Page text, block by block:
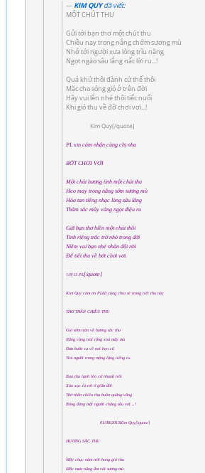
KIM QUYđã viết:
MỘT CHÚT THU
Gửi tới bạn thơ một chút thu
Chiều nay trong nắng chớm sương mù
Nhớ tới người xưa lòng trĩu nặng
Ngọt ngào sâu lắng nấc lời ru...!
Quá khứ thôi đành cứ thế thôi
Mặc cho sóng gió ở trên đời
Hãy vui lên nhé thôi tiếc nuối
Khi gió thu về đỡ chơi vơi...!
Kim Quy[/quote]
PL xin cảm nhận cùng chị nha
BỚT CHƠI VƠI
Một chút hương tình một chút thu
Heo may trong nắng sớm sương mù
Hòa tan tiếng nhạc lòng sâu lắng
Thắm sắc mây vàng ngọt điệu ru
Gửi bạn thơ hiền một chút thôi
Tình riêng trắc trở nhỏ trong đời
Niềm vui bạn nhé nhân đôi nhỉ
Để tiết thu về bớt chơi vơi.
1/8/13 PL[/quote]
Kim Quy cám ơn PLđã cùng chia sẻ trong tiết thu này
THƠ THẨN CHIỀU THU
Gió sớm tràn về hương sắc thu
Nắng vàng trải rộng xoá mây mù
Đưa bước ta về nơi hẹn cũ
Tìm người trong mộng lặng tiếng ru.
Bao thu lạnh lẽo cứ nhanh trôi
Xào xạc lá rơi ở giữa đời
Thơ thẩn chiều thu buồn quãng vắng
Bóng dáng một người chẳng sầu vơi...!
01/08/2013Kim Quy[/quote]
HƯƠNG SẮC THU
Mấy chục năm trời hong gió thu
Mây mưa nắng ấm với sương mù